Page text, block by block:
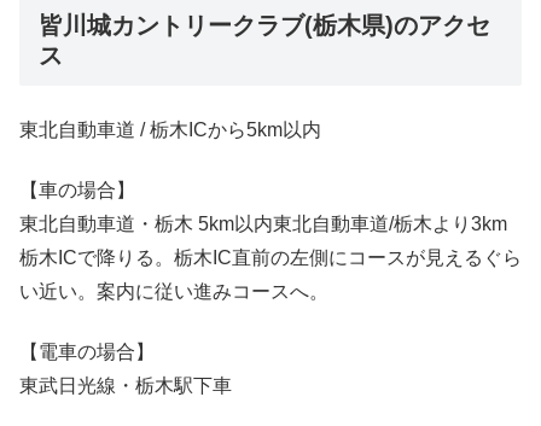
皆川城カントリークラブ(栃木県)のアクセ
ス
東北自動車道 / 栃木ICから5km以内
【車の場合】
東北自動車道・栃木 5km以内東北自動車道/栃木より3km
栃木ICで降りる。栃木IC直前の左側にコースが見えるぐら
い近い。案内に従い進みコースへ。
【電車の場合】
東武日光線・栃木駅下車